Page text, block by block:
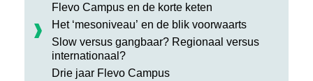
PROGRAMMA’S
Flevo Campus en de korte keten
Het ‘mesoniveau’ en de blik voorwaarts
Slow versus gangbaar? Regionaal versus
internationaal?
Drie jaar Flevo Campus